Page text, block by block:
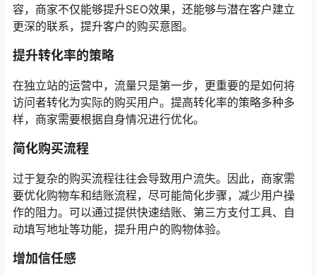
容，商家不仅能够提升SEO效果，还能够与潜在客户建立
更深的联系，提升客户的购买意图。
提升转化率的策略
在独立站的运营中，流量只是第一步，更重要的是如何将
访问者转化为实际的购买用户。提高转化率的策略多种多
样，商家需要根据自身情况进行优化。
简化购买流程
过于复杂的购买流程往往会导致用户流失。因此，商家需
要优化购物车和结账流程，尽可能简化步骤，减少用户操
作的阻力。可以通过提供快速结账、第三方支付工具、自
动填写地址等功能，提升用户的购物体验。
增加信任感